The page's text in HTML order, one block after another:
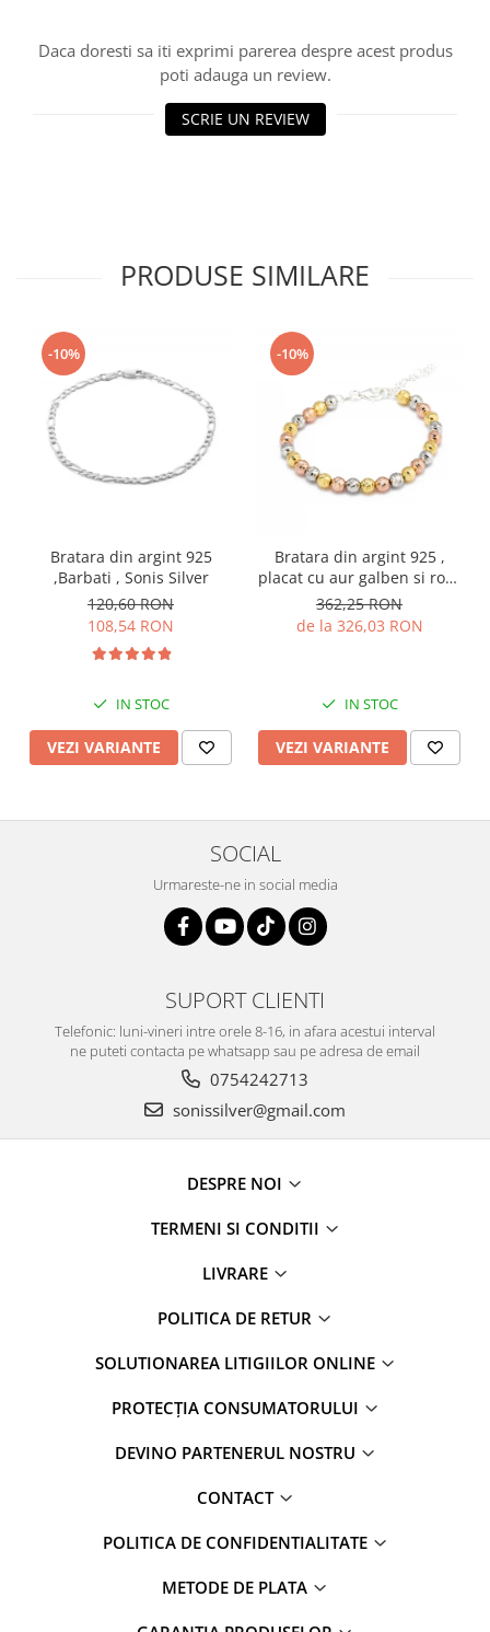
Daca doresti sa iti exprimi parerea despre acest produs
poti adauga un review.
SCRIE UN REVIEW
PRODUSE SIMILARE
-10%
Bratara din argint 925
,Barbati , Sonis Silver
120,60 RON
108,54 RON
IN STOC
VEZI VARIANTE
-10%
Bratara din argint 925 ,
placat cu aur galben si rose
de 14 kt , Sonis Silver
362,25 RON
de la 326,03 RON
IN STOC
VEZI VARIANTE
SOCIAL
Urmareste-ne in social media
SUPORT CLIENTI
Telefonic: luni-vineri intre orele 8-16, in afara acestui interval
ne puteti contacta pe whatsapp sau pe adresa de email
0754242713
sonissilver@gmail.com
DESPRE NOI
TERMENI SI CONDITII
LIVRARE
POLITICA DE RETUR
SOLUTIONAREA LITIGIILOR ONLINE
PROTECȚIA CONSUMATORULUI
DEVINO PARTENERUL NOSTRU
CONTACT
POLITICA DE CONFIDENTIALITATE
METODE DE PLATA